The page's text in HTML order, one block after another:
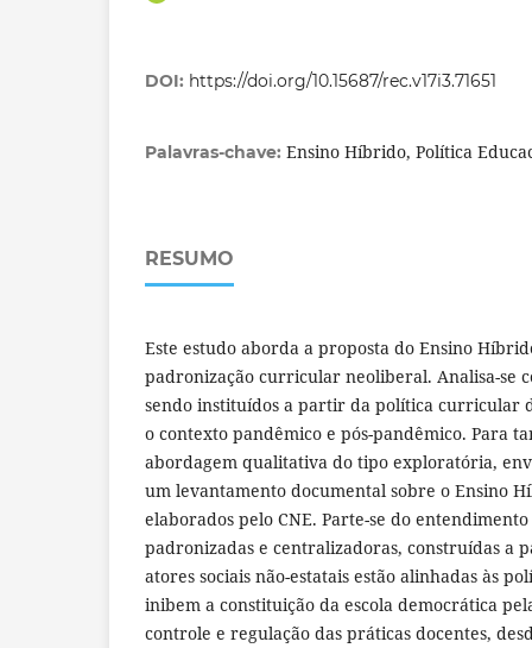
DOI: https://doi.org/10.15687/rec.v17i3.71651
Palavras-chave: Ensino Híbrido, Política
RESUMO
Este estudo aborda a proposta do Ensino
padronização curricular neoliberal. Analisa-se
sendo instituídos a partir da política curricular
o contexto pandêmico e pós-pandêmico. Para
abordagem qualitativa do tipo exploratória,
um levantamento documental sobre o Ensino
elaborados pelo CNE. Parte-se do
padronizadas e centralizadoras, construídas a
atores sociais não-estatais estão alinhadas às
inibem a constituição da escola democrática
controle e regulação das práticas docentes,